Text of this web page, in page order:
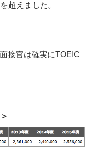
超えました。
接官は確実にTOEIC